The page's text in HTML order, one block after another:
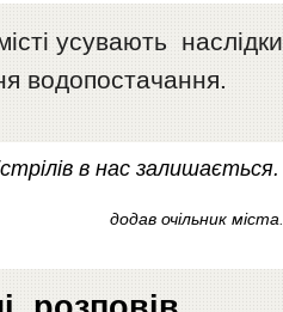
усувають наслідки
водопостачання.
в нас залишається.
додав очільник міста